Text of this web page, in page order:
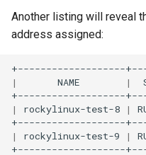
Another listing will reveal
address assigned:
| NAME |
| rockylinux-test-8 |
| rockylinux-test-9 |